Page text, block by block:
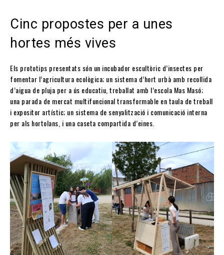
Cinc propostes per a unes
hortes més vives
Els prototips presentats són un incubador escultòric d’insectes per
fomentar l’agricultura ecològica; un sistema d’hort urbà amb recollida
d’aigua de pluja per a ús educatiu, treballat amb l’escola Mas Masó;
una parada de mercat multifuncional transformable en taula de treball
i expositor artístic; un sistema de senyalització i comunicació interna
per als hortolans, i una caseta compartida d’eines.